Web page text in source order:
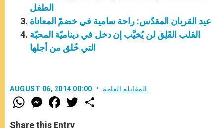
الطفل
عيد القربان المقدّس: راحة سامية في خضمّ المعاناة
القلب القَلِق لن يُخيَّب إن دخل في ديناميّة المحبّة
التي خُلق من أجلها
AUGUST 06, 2014 00:00 المقابلة العامة
W
h
t
M
e
s
F
a
e
w
Share this Entry